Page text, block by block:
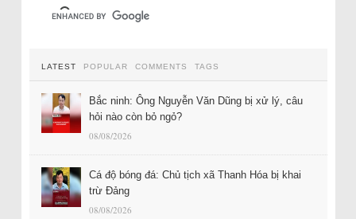
LATEST POPULAR COMMENTS TAGS
Bắc ninh: Ông Nguyễn Văn Dũng bị xử lý, câu
hỏi nào còn bỏ ngỏ?
08/08/2026
Cá độ bóng đá: Chủ tịch xã Thanh Hóa bị khai
trừ Đảng
08/08/2026